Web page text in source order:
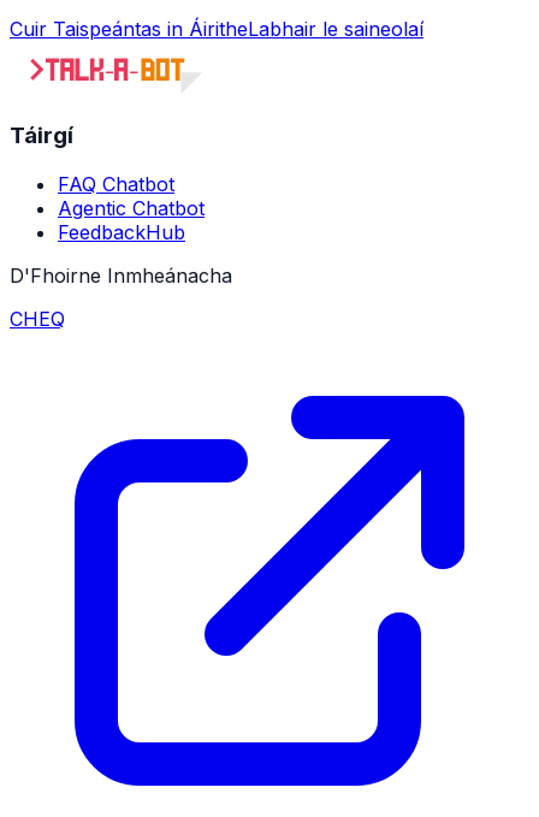
Cuir Taispeántas in ÁiritheLabhair le saineolaí
Táirgí
FAQ Chatbot
Agentic Chatbot
FeedbackHub
D'Fhoirne Inmheánacha
CHEQ